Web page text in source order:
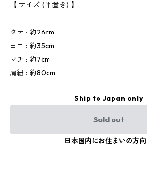
【 サイズ (平置き) 】
タテ : 約26cm
ヨコ : 約35cm
マチ : 約7cm
肩紐 : 約80cm
Ship to Japan only
Sold out
日本国内にお住まいの方